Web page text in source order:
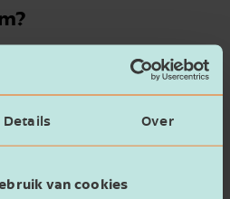
Details Over
van cookies
rapportageverplichting
verzamelen. Denk
voor zakelijk en woon-
vervoermiddel en